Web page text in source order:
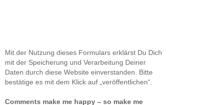
Mit der Nutzung dieses Formulars erklärst Du Dich
mit der Speicherung und Verarbeitung Deiner
Daten durch diese Website einverstanden. Bitte
bestätige es mit dem Klick auf „veröffentlichen“.
Comments make me happy – so make me